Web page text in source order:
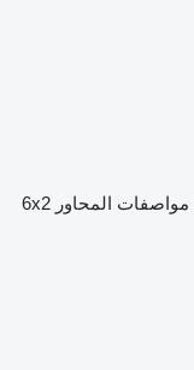
مواصفات المحاور 6x2